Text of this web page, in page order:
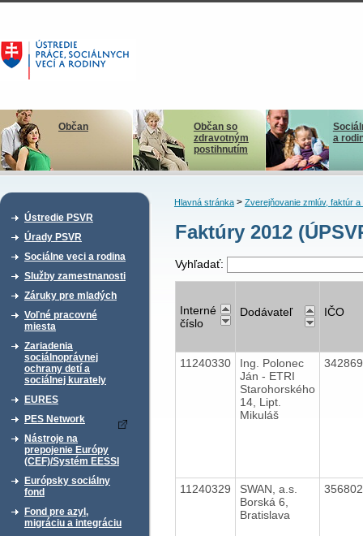
Občan
Občan so
zdravotným
postihnutím
a
Ústredie PSVR
Úrady PSVR
Sociálne veci a rodina
Služby zamestnanosti
Záruky pre mladých
Voľné pracovné
miesta
Zariadenia
sociálnoprávnej
ochrany detí a
sociálnej kurately
EURES
PES Network
Nástroje na
prepojenie Európy
(CEF)/Systém EESSI
Európsky sociálny
fond
Fond pre azyl,
migráciu a integráciu
Hlavná stránka> Zverejňovanie zmlúv, faktúr a
Faktúry 2012
Vyhľadať:
Interné
číslo
Dodávateľ IČO
11240330
Ing. Polonec
Ján - ETRI
Starohorského
14, Lipt.
Mikuláš
11240329
SWAN, a.s.
Borská 6,
Bratislava